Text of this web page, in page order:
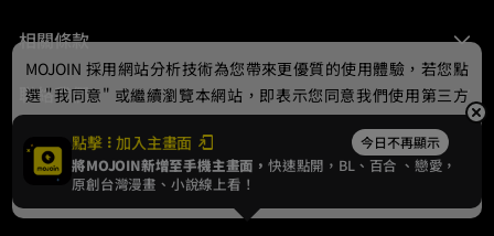
相關條款
聯絡我們
© 2024 gamania Digital Entertainment Co., Ltd.
點擊 加入主畫面 今日不再顯示
將MOJOIN新增至手機主畫面，快速點開，BL、 百合 、戀愛，
原創台灣漫畫、小說線上看！
MOJOIN 採用網站分析技術為您帶來更優質的使用體驗，若您點
選 "我同意" 或繼續瀏覽本網站，即表示您同意我們使用第三方
Cookie，欲瞭解更多資訊請見隱私權政策。
我同意